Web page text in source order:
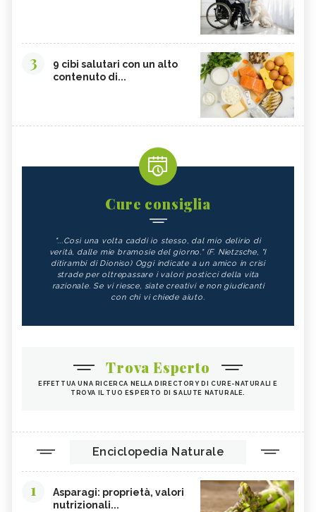
3
9 cibi salutari con un alto
contenuto di...
Cure consiglia
"...Così una volta caddi io stesso, dal mio delirio di
verità, dalle mie bramosie del giorno." (F. Nietzsche, "I
ditirambi di Dioniso) Oggi indicate a un amico in crisi
strade per oltrepassare i valori posticci della vita
razionale. Se vi riesce, siate creativi e non giudicanti
con chi vi chiede aiuto.
Trova Esperto
EFFETTUA UNA RICERCA NELLA DIRECTORY DI CURE-NATURALI E
TROVA IL TUO ESPERTO DI SALUTE NATURALE.
Enciclopedia Naturale
1
Asparagi: proprietà, valori
nutrizionali...